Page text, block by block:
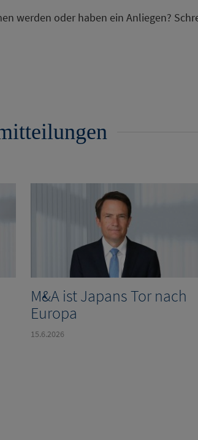
werden oder haben ein Anliegen?
M&A ist Japans Tor nach
Europa
15.6.2026